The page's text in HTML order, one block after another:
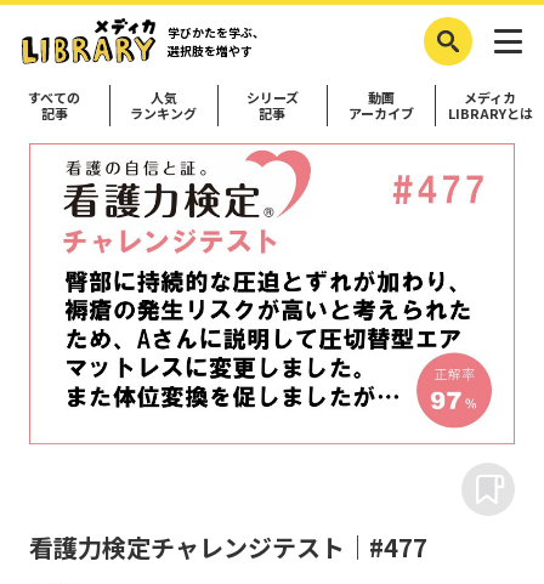
学びかたを学ぶ、
選択肢を増やす
すべての
記事
人気
ランキング
シリーズ
記事
動画
アーカイブ
メディカ
LIBRARYとは
看護力検定チャレンジテスト｜#477